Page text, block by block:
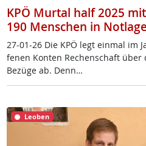
KPÖ Murtal half 2025
190 Menschen in
27-01-26 Die KPÖ legt ein­mal im
fe­nen Kon­ten Re­chen­schaft
Be­zü­ge ab. Denn…
Leoben